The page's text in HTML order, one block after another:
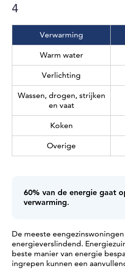
4
Verwarming
Warm water
Verlichting
Wassen, drogen, strijken
en vaat
Koken
Overige
60% van de energie gaat
verwarming.
De meeste
energieverslindend.
beste manier van energie
ingrepen kunnen een